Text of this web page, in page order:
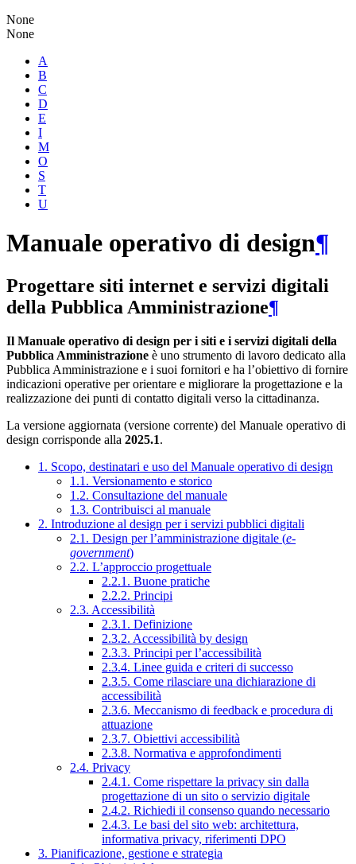
None
None
A
B
C
D
E
I
M
O
S
T
U
Manuale operativo di design¶
Progettare siti internet e servizi digitali
della Pubblica Amministrazione¶
Il Manuale operativo di design per i siti e i servizi digitali della
Pubblica Amministrazione è uno strumento di lavoro dedicato alla
Pubblica Amministrazione e i suoi fornitori e ha l’obiettivo di fornire
indicazioni operative per orientare e migliorare la progettazione e la
realizzazione dei punti di contatto digitali verso la cittadinanza.
La versione aggiornata (versione corrente) del Manuale operativo di
design corrisponde alla 2025.1.
1. Scopo, destinatari e uso del Manuale operativo di design
1.1. Versionamento e storico
1.2. Consultazione del manuale
1.3. Contribuisci al manuale
2. Introduzione al design per i servizi pubblici digitali
2.1. Design per l’amministrazione digitale (e-
government)
2.2. L’approccio progettuale
2.2.1. Buone pratiche
2.2.2. Principi
2.3. Accessibilità
2.3.1. Definizione
2.3.2. Accessibilità by design
2.3.3. Principi per l’accessibilità
2.3.4. Linee guida e criteri di successo
2.3.5. Come rilasciare una dichiarazione di
accessibilità
2.3.6. Meccanismo di feedback e procedura di
attuazione
2.3.7. Obiettivi accessibilità
2.3.8. Normativa e approfondimenti
2.4. Privacy
2.4.1. Come rispettare la privacy sin dalla
progettazione di un sito o servizio digitale
2.4.2. Richiedi il consenso quando necessario
2.4.3. Le basi del sito web: architettura,
informativa privacy, riferimenti DPO
3. Pianificazione, gestione e strategia